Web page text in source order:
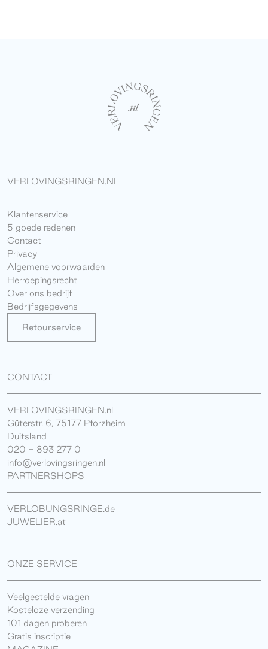
VERLOVINGSRINGEN.NL
Klantenservice
5 goede redenen
Contact
Privacy
Algemene voorwaarden
Herroepingsrecht
Over ons bedrijf
Bedrijfsgegevens
Retourservice
CONTACT
VERLOVINGSRINGEN.nl
Güterstr. 6, 75177 Pforzheim
Duitsland
020 - 893 277 0
info@verlovingsringen.nl
PARTNERSHOPS
VERLOBUNGSRINGE.de
JUWELIER.at
ONZE SERVICE
Veelgestelde vragen
Kosteloze verzending
101 dagen proberen
Gratis inscriptie